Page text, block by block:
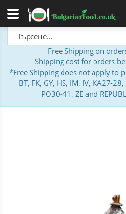
Free Shipping on
Shipping cost for orders
*Free Shipping does not apply to
BT, FK, GY, HS, IM, IV, KA27-
PO30-41, ZE and